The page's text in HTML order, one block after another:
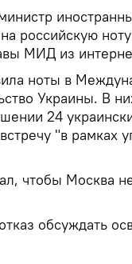
российскую
МИД из
ноты в
Украины. В
24
"в рамках
чтобы Москва
обсуждать